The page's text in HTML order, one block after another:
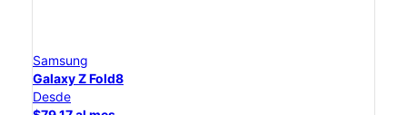
Samsung
Galaxy Z Fold8
Desde